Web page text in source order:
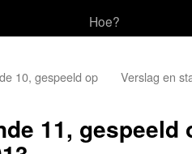
Hoe?
10, gespeeld op
Verslag en
11, gespeeld